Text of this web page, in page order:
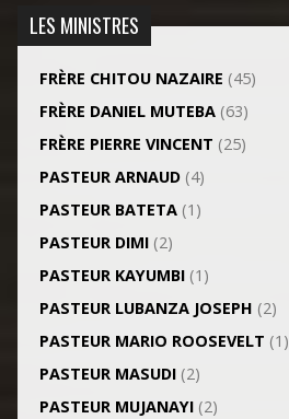
LES MINISTRES
FRÈRE CHITOU NAZAIRE (45)
FRÈRE DANIEL MUTEBA(63)
FRÈRE PIERRE VINCENT (25)
PASTEUR ARNAUD(4)
PASTEUR BATETA(1)
PASTEUR DIMI(2)
PASTEUR KAYUMBI(1)
PASTEUR LUBANZA JOSEPH (2)
PASTEUR MARIO ROOSEVELT (1)
PASTEUR MASUDI(2)
PASTEUR MUJANAYI(2)